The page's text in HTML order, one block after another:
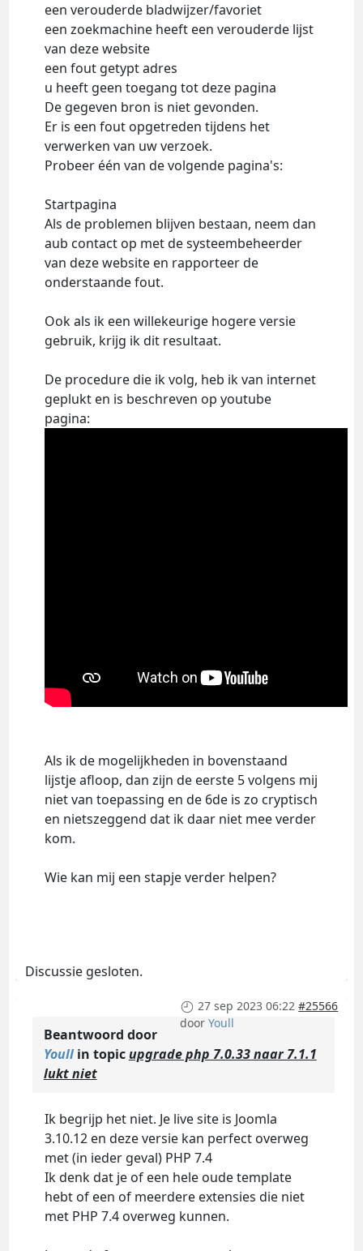
een verouderde bladwijzer/favoriet
een zoekmachine heeft een verouderde lijst
van deze website
een fout getypt adres
u heeft geen toegang tot deze pagina
De gegeven bron is niet gevonden.
Er is een fout opgetreden tijdens het
verwerken van uw verzoek.
Probeer één van de volgende pagina's:
Startpagina
Als de problemen blijven bestaan, neem dan
aub contact op met de systeembeheerder
van deze website en rapporteer de
onderstaande fout.
Ook als ik een willekeurige hogere versie
gebruik, krijg ik dit resultaat.
De procedure die ik volg, heb ik van internet
geplukt en is beschreven op youtube
pagina:
Als ik de mogelijkheden in bovenstaand
lijstje afloop, dan zijn de eerste 5 volgens mij
niet van toepassing en de 6de is zo cryptisch
en nietszeggend dat ik daar niet mee verder
kom.
Wie kan mij een stapje verder helpen?
Discussie gesloten.
27 sep 2023 06:22 #25566
doorYoull
Beantwoord door
Youllin topicupgrade php 7.0.33 naar 7.1.1
lukt niet
Ik begrijp het niet. Je live site is Joomla
3.10.12 en deze versie kan perfect overweg
met (in ieder geval) PHP 7.4
Ik denk dat je of een hele oude template
hebt of een of meerdere extensies die niet
met PHP 7.4 overweg kunnen.